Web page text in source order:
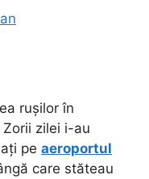
rușilor în
zilei i-au
pe aeroportul
care stăteau